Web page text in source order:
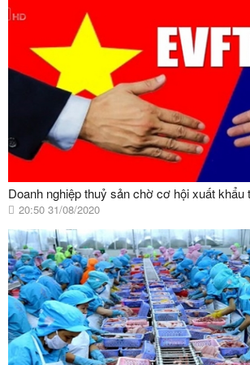
Doanh nghiệp thuỷ sản chờ cơ hội xuất khẩu
20:50 31/08/2020